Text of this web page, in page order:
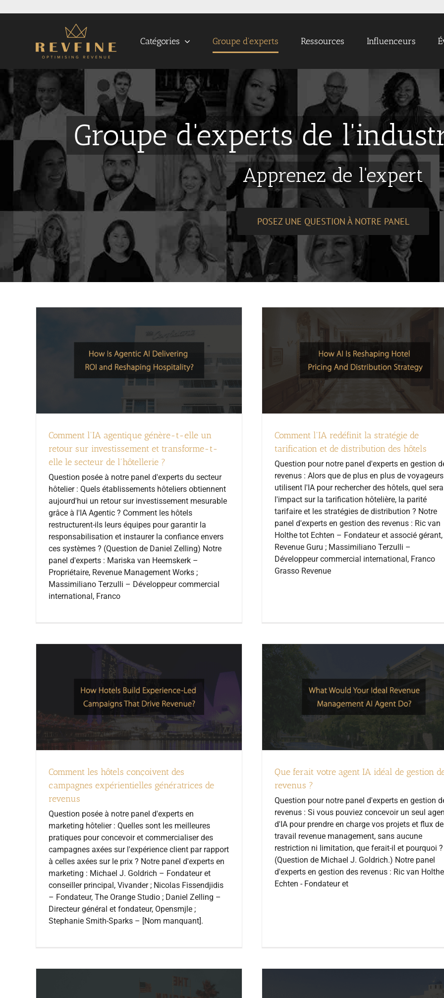
Catégories Groupe d'experts Ressources Influenceurs
Groupe d'experts de
Apprenez de l'expert
POSEZ UNE QUESTION À NOTRE PANEL
Comment l'IA agentique génère-t-elle un
retour sur investissement et transforme-t-
elle le secteur de l'hôtellerie ?
Question posée à notre panel d'experts du secteur
hôtelier : Quels établissements hôteliers obtiennent
aujourd'hui un retour sur investissement mesurable
grâce à l'IA Agentic ? Comment les hôtels
restructurent-ils leurs équipes pour garantir la
responsabilisation et instaurer la confiance envers
ces systèmes ? (Question de Daniel Zelling) Notre
panel d'experts : Mariska van Heemskerk –
Propriétaire, Revenue Management Works ;
Massimiliano Terzulli – Développeur commercial
international, Franco
Comment l'IA redéfinit la stratégie de
tarification et de distribution des hôtels
Question pour notre panel d'experts en gestion
revenus : Alors que de plus en plus de voyageurs
utilisent l'IA pour rechercher des hôtels, quel sera
l'impact sur la tarification hôtelière, la parité
tarifaire et les stratégies de distribution ? Notre
panel d'experts en gestion des revenus : Ric van
Holthe tot Echten – Fondateur et associé gérant,
Revenue Guru ; Massimiliano Terzulli –
Développeur commercial international, Franco
Grasso Revenue
Comment les hôtels conçoivent des
campagnes expérientielles génératrices de
revenus
Question posée à notre panel d'experts en
marketing hôtelier : Quelles sont les meilleures
pratiques pour concevoir et commercialiser des
campagnes axées sur l'expérience client par rapport
à celles axées sur le prix ? Notre panel d'experts en
marketing : Michael J. Goldrich – Fondateur et
conseiller principal, Vivander ; Nicolas Fissendjidis
– Fondateur, The Orange Studio ; Daniel Zelling –
Directeur général et fondateur, Opensmjle ;
Stephanie Smith-Sparks – [Nom manquant].
Que ferait votre agent IA idéal de gestion
revenus ?
Question pour notre panel d'experts en gestion
revenus : Si vous pouviez concevoir un seul
d'IA pour prendre en charge vos projets et flux de
travail revenue management, sans aucune
restriction ni limitation, que ferait-il et pourquoi ?
(Question de Michael J. Goldrich.) Notre panel
d'experts en gestion des revenus : Ric van
Echten - Fondateur et